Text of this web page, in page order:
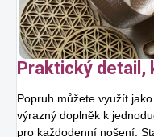
Praktický detail,
Popruh můžete využít
výrazný doplněk k
pro každodenní nošení.